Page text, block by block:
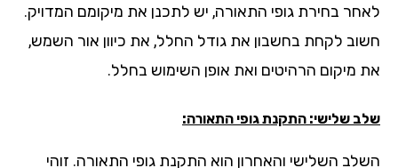
בחירת גופי התאורה, יש לתכנן את מיקומם המדויק.
לקחת בחשבון את גודל החלל, את כיוון אור השמש,
מיקום הרהיטים ואת אופן השימוש בחלל.
שלישי: התקנת גופי התאורה:
השלישי והאחרון הוא התקנת גופי התאורה. זוהי